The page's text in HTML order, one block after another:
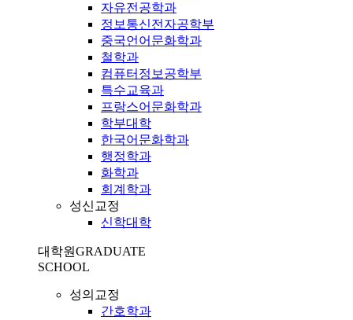
자유전공학과
정보통신전자공학부
중국언어문화학과
철학과
컴퓨터정보공학부
특수교육과
프랑스어문화학과
학부대학
한국어문화학과
행정학과
화학과
회계학과
성신교정
신학대학
대학원GRADUATE
SCHOOL
성의교정
간호학과